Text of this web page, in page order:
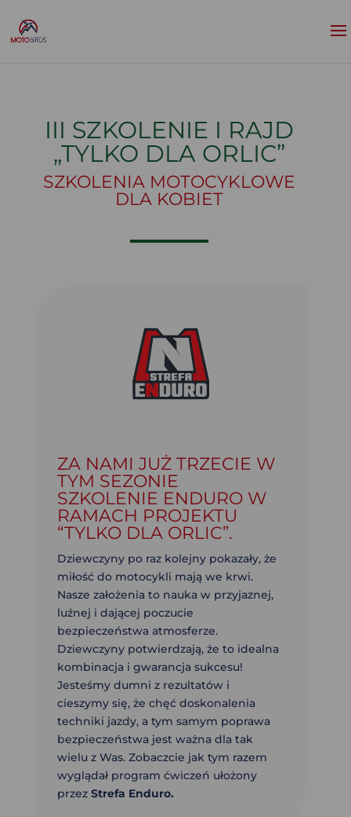
III SZKOLENIE I RAJD
„TYLKO DLA ORLIC”
SZKOLENIA MOTOCYKLOWE
DLA KOBIET
ZA NAMI JUŻ TRZECIE W
TYM SEZONIE
SZKOLENIE ENDURO W
RAMACH PROJEKTU
“TYLKO DLA ORLIC”.
Dziewczyny po raz kolejny pokazały, że
miłość do motocykli mają we krwi.
Nasze założenia to nauka w przyjaznej,
luźnej i dającej poczucie
bezpieczeństwa atmosferze.
Dziewczyny potwierdzają, że to idealna
kombinacja i gwarancja sukcesu!
Jesteśmy dumni z rezultatów i
cieszymy się, że chęć doskonalenia
techniki jazdy, a tym samym poprawa
bezpieczeństwa jest ważna dla tak
wielu z Was. Zobaczcie jak tym razem
wyglądał program ćwiczeń ułożony
przezStrefa Enduro.